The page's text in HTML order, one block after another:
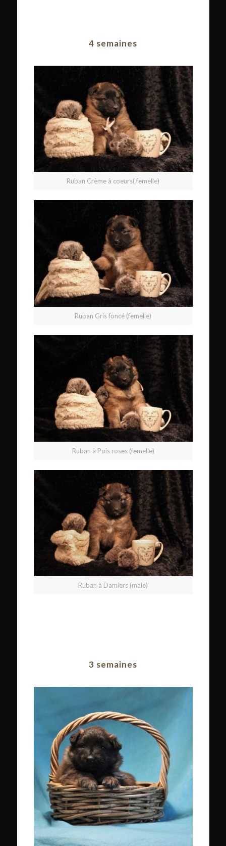
4 semaines
Ruban Crème à coeurs( femelle)
Ruban Gris foncé (femelle)
Ruban à Pois roses (femelle)
Ruban à Damiers (male)
3 semaines